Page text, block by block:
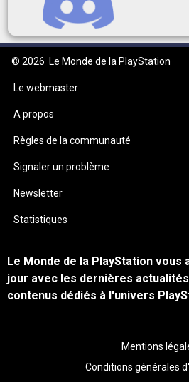
© 2026 Le Monde de la PlayStation
Le webmaster
A propos
Règles de la communauté
Signaler un problème
Newsletter
Statistiques
Le Monde de la PlayStation vous
jour avec les dernières
contenus dédiés à l'univers
Mentions
Conditions générales